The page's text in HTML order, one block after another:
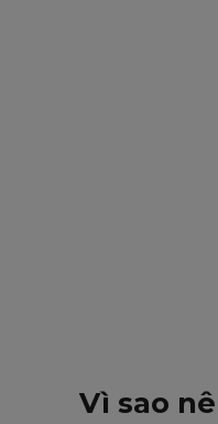
Vì sao